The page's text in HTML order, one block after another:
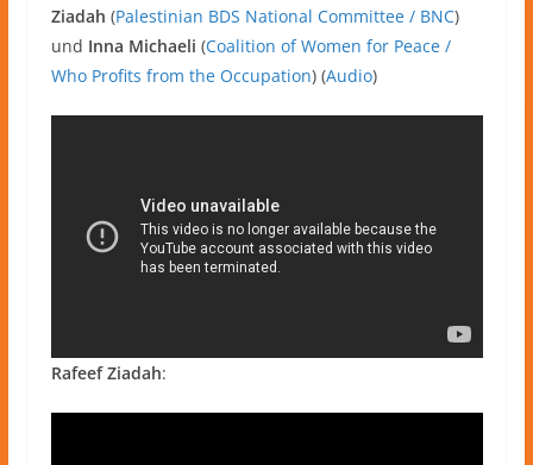
Ziadah (Palestinian BDS National Committee / BNC)
und Inna Michaeli (Coalition of Women for Peace /
Who Profits from the Occupation) (Audio)
Rafeef Ziadah: